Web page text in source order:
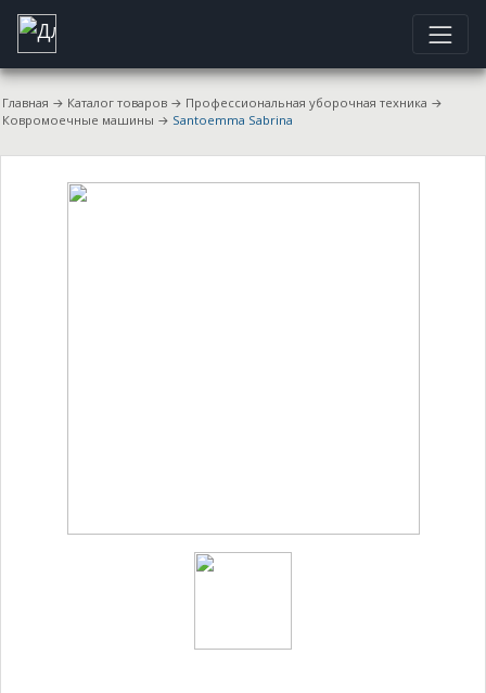
Главная → Каталог товаров → Профессиональная уборочная техника →
Ковромоечные машины → Santoemma Sabrina